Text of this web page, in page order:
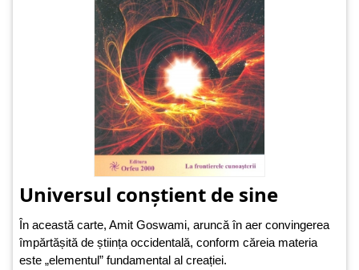
Universul conștient de sine
În această carte, Amit Goswami, aruncă în aer convingerea
împărtășită de știința occidentală, conform căreia materia
este „elementul” fundamental al creației.